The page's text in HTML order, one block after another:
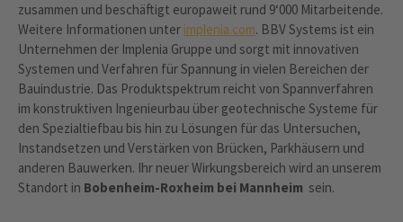
zusammen und beschäftigt europaweit rund 9‘000 Mitarbeitende.
Weitere Informationen unter implenia.com. BBV Systems ist ein
Unternehmen der Implenia Gruppe und sorgt mit innovativen
Systemen und Verfahren für Spannung in vielen Bereichen der
Bauindustrie. Das Produktspektrum reicht von Spannverfahren
im konstruktiven Ingenieurbau über geotechnische Systeme für
den Spezialtiefbau bis hin zu Lösungen für das Untersuchen,
Instandsetzen und Verstärken von Brücken, Parkhäusern und
anderen Bauwerken. Ihr neuer Wirkungsbereich wird an unserem
Standort in Bobenheim-Roxheim bei Mannheim sein.